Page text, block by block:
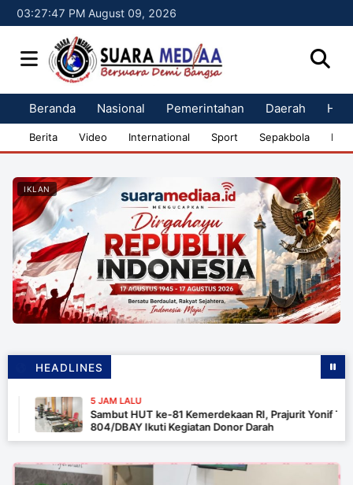
03:27:48 PM August 09, 2026
Beranda Nasional Pemerintahan Daerah
Berita Video International Sport Sepakbola
IKLAN
HEADLINES
5 JAM LALU
Sambut HUT ke-81 Kemerdekaan RI, Prajurit Yonif TP
804/DBAY Ikuti Kegiatan Donor Darah